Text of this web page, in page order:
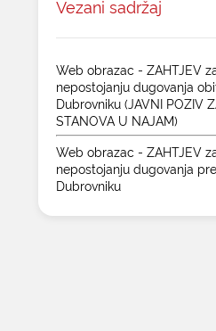
Vezani sadržaj
Web obrazac - ZAHTJEV
nepostojanju dugovanja
Dubrovniku (JAVNI POZIV
STANOVA U NAJAM)
Web obrazac - ZAHTJEV
nepostojanju dugovanja
Dubrovniku